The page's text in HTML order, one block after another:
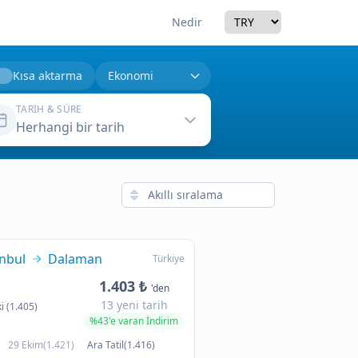
Nedir Currency
Kısa aktarma
TARIH & SÜRE
Herhangi bir tarih
Türkiye
Dalaman
(1.405)
1.403 ₺ 'den
13 yeni tarih
%43'e varan İndirim
29 Ekim(1.421)
Ara Tatil(1.416)